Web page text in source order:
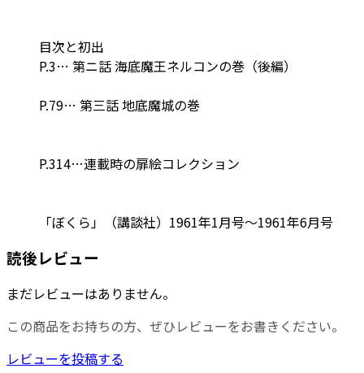
目次と初出
P.3… 第ニ話 海底魔王ネルコンの巻（後編）
P.79… 第三話 地底魔城の巻
P.314…連載時の扉絵コレクション
「ぼくら」（講談社）1961年1月号～1961年6月号
読後レビュー
まだレビューはありません。
この商品をお持ちの方、ぜひレビューをお書きください。
レビューを投稿する